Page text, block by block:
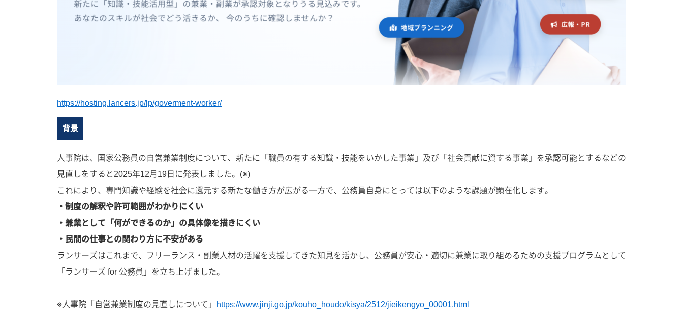
https://hosting.lancers.jp/lp/goverment-worker/
背景
人事院は、国家公務員の自営兼業制度について、新たに「職員の有する知識・技能をいかした事業」及び「社会貢献に資する事業」を承認可能とするなどの
見直しをすると2025年12月19日に発表しました。(※)
これにより、専門知識や経験を社会に還元する新たな働き方が広がる一方で、公務員自身にとっては以下のような課題が顕在化します。
・制度の解釈や許可範囲がわかりにくい
・兼業として「何ができるのか」の具体像を描きにくい
・民間の仕事との関わり方に不安がある
ランサーズはこれまで、フリーランス・副業人材の活躍を支援してきた知見を活かし、公務員が安心・適切に兼業に取り組めるための支援プログラムとして
「ランサーズ for 公務員」を立ち上げました。
※人事院「自営兼業制度の見直しについて」 https://www.jinji.go.jp/kouho_houdo/kisya/2512/jieikengyo_00001.html